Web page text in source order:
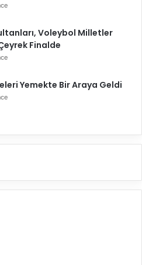
Voleybol Milletler
Finalde
Yemekte Bir Araya Geldi